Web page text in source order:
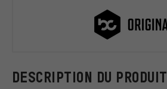
DESCRIPTION DU PRODUIT